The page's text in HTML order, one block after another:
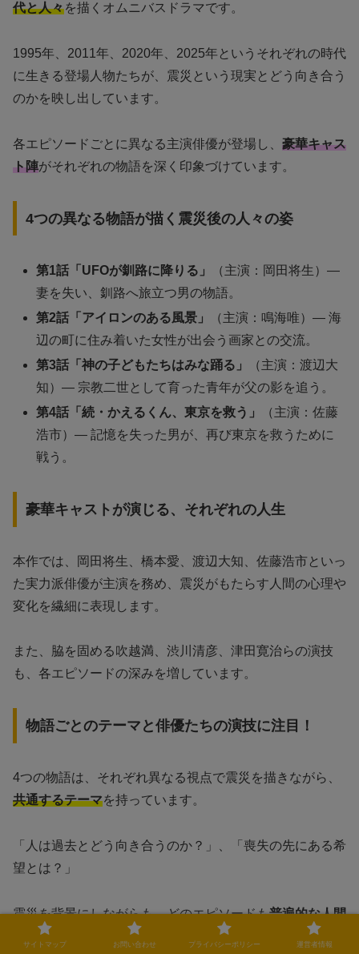
代と人々を描くオムニバスドラマです。
1995年、2011年、2020年、2025年というそれぞれの時代
に生きる登場人物たちが、震災という現実とどう向き合う
のかを映し出しています。
各エピソードごとに異なる主演俳優が登場し、 豪華キャス
ト陣がそれぞれの物語を深く印象づけています。
4つの異なる物語が描く震災後の人々の姿
第1話「UFOが釧路に降りる」
（主演：岡田将生）—
妻を失い、釧路へ旅立つ男の物語。
第2話「アイロンのある風景」
（主演：鳴海唯）— 海
辺の町に住み着いた女性が出会う画家との交流。
第3話「神の子どもたちはみな踊る」
（主演：渡辺大
知）— 宗教二世として育った青年が父の影を追う。
第4話「続・かえるくん、東京を救う」
（主演：佐藤
浩市）— 記憶を失った男が、再び東京を救うために
戦う。
豪華キャストが演じる、それぞれの人生
本作では、岡田将生、橋本愛、渡辺大知、佐藤浩市といっ
た実力派俳優が主演を務め、震災がもたらす人間の心理や
変化を繊細に表現します。
また、脇を固める吹越満、渋川清彦、津田寛治らの演技
も、各エピソードの深みを増しています。
物語ごとのテーマと俳優たちの演技に注目！
4つの物語は、それぞれ異なる視点で震災を描きながら、
共通するテーマを持っています。
「人は過去とどう向き合うのか？」、「喪失の先にある希
望とは？」
震災を背景にしながらも、どのエピソードも普遍的な人間
の物語
として心に響く作品となっています。
サイトマップ お問い合わせ プライバシーポリシー 運営者情報